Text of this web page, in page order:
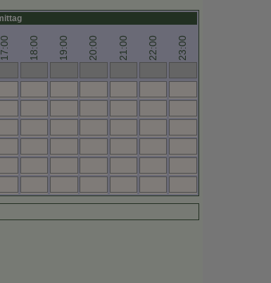
17:00 18:00 19:00 20:00 21:00 22:00 23:00